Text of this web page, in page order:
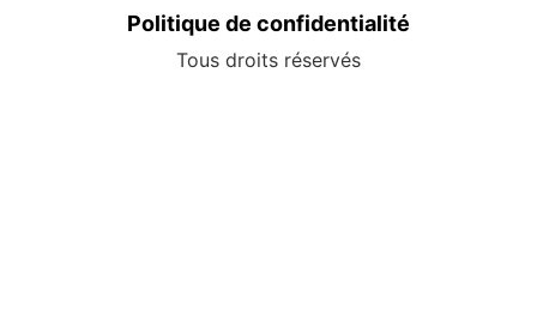
Politique de confidentialité
Tous droits réservés